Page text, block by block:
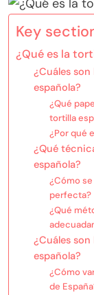
Key
¿Qué es la
¿Cuáles
española?
¿Qué
tortilla
¿Por qué
¿Qué
española?
¿Cómo
perfecta?
¿Qué
¿Cuáles
española?
¿Cómo
de